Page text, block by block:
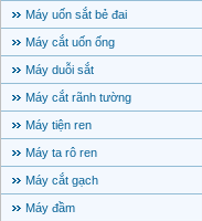
Máy uốn sắt bẻ đai
Máy cắt uốn ống
Máy duỗi sắt
Máy cắt rãnh tường
Máy tiện ren
Máy ta rô ren
Máy cắt gạch
Máy đầm